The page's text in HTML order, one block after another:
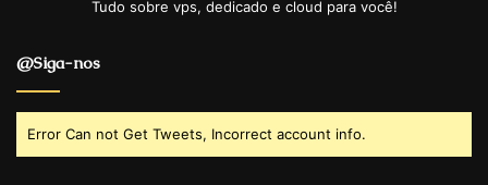
Tudo sobre vps, dedicado e cloud para você!
@Siga-nos
Error Can not Get Tweets, Incorrect account info.